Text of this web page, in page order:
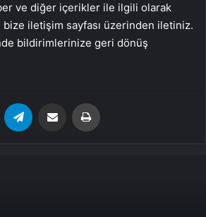
ve diğer içerikler ile ilgili olarak
iletişim sayfası üzerinden iletiniz.
bildirimlerinize geri dönüş
WhatsApp Email'den paylaş